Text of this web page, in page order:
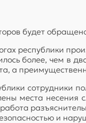
будет
республики
более, чем в
а
места
и